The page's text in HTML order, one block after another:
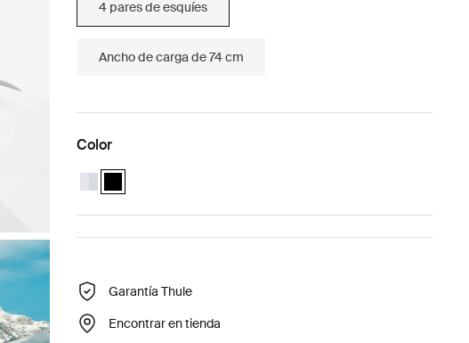
4 pares de esquíes
Ancho de carga de 74 cm
Color
Thule SnowPack M Aluminio
Thule SnowPack M Negro (selected)
Garantía Thule
Encontrar en tienda